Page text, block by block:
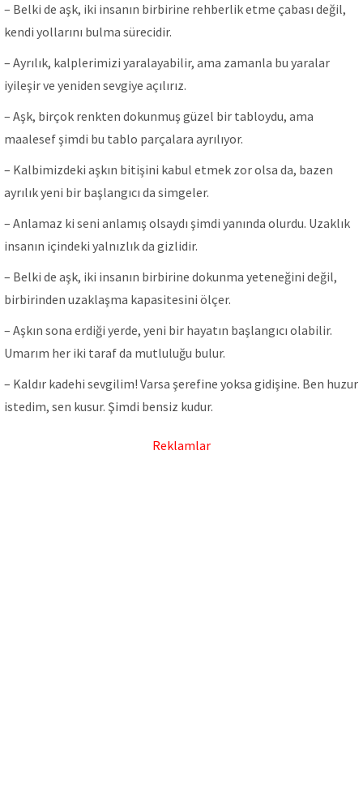
– Belki de aşk, iki insanın birbirine rehberlik etme çabası değil,
kendi yollarını bulma sürecidir.
– Ayrılık, kalplerimizi yaralayabilir, ama zamanla bu yaralar
iyileşir ve yeniden sevgiye açılırız.
– Aşk, birçok renkten dokunmuş güzel bir tabloydu, ama
maalesef şimdi bu tablo parçalara ayrılıyor.
– Kalbimizdeki aşkın bitişini kabul etmek zor olsa da, bazen
ayrılık yeni bir başlangıcı da simgeler.
– Anlamaz ki seni anlamış olsaydı şimdi yanında olurdu. Uzaklık
insanın içindeki yalnızlık da gizlidir.
– Belki de aşk, iki insanın birbirine dokunma yeteneğini değil,
birbirinden uzaklaşma kapasitesini ölçer.
– Aşkın sona erdiği yerde, yeni bir hayatın başlangıcı olabilir.
Umarım her iki taraf da mutluluğu bulur.
– Kaldır kadehi sevgilim! Varsa şerefine yoksa gidişine. Ben huzur
istedim, sen kusur. Şimdi bensiz kudur.
Reklamlar